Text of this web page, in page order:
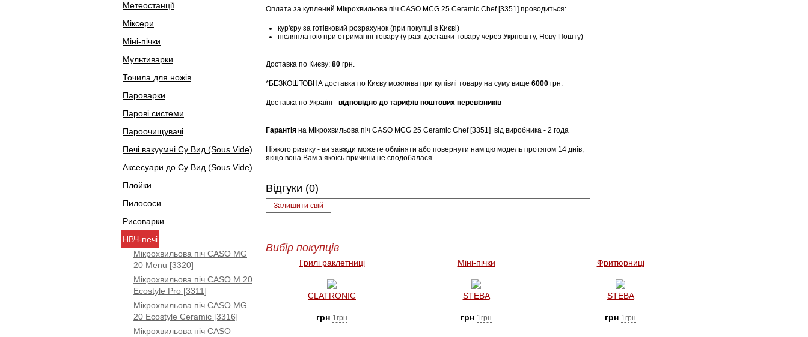
Метеостанції
Міксери
Міні-пічки
Мультиварки
Точила для ножів
Пароварки
Парові системи
Пароочищувачі
Печі вакуумні Су Вид (Sous Vide)
Аксесуари до Су Вид (Sous Vide)
Плойки
Пилососи
Рисоварки
НВЧ-печі
Мікрохвильова піч CASO MG
20 Menu [3320]
Мікрохвильова піч CASO M 20
Ecostyle Pro [3311]
Мікрохвильова піч CASO MG
20 Ecostyle Ceramic [3316]
Мікрохвильова піч CASO
Оплата за куплений Мікрохвильова піч CASO MCG 25 Ceramic Chef [3351] проводиться:
кур'єру за готівковий розрахунок (при покупці в Києві)
післяплатою при отриманні товару (у разі доставки товару через Укрпошту, Нову Пошту)
Доставка по Києву: 80 грн.
*БЕЗКОШТОВНА доставка по Києву можлива при купівлі товару на суму вище 6000 грн.
Доставка по Україні - відповідно до тарифів поштових перевізників
Гарантія на Мікрохвильова піч CASO MCG 25 Ceramic Chef [3351] від виробника - 2 года
Ніякого ризику - ви завжди можете обміняти або повернути нам цю модель протягом 14 днів,
якщо вона Вам з якоїсь причини не сподобалася.
Відгуки (0)
Залишити свій
Вибір покупців
Грилі раклетниці
CLATRONIC
грн 1грн
Міні-пічки
STEBA
грн 1грн
Фритюрниці
STEBA
грн 1грн